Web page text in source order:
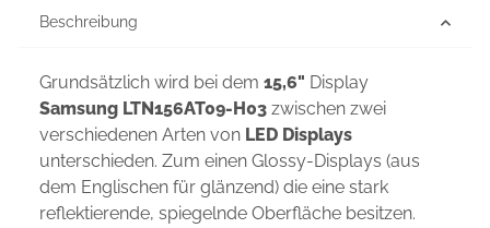
Beschreibung
Grundsätzlich wird bei dem 15,6" Display
Samsung LTN156AT09-H03 zwischen zwei
verschiedenen Arten von LED Displays
unterschieden. Zum einen Glossy-Displays (aus
dem Englischen für glänzend) die eine stark
reflektierende, spiegelnde Oberfläche besitzen.